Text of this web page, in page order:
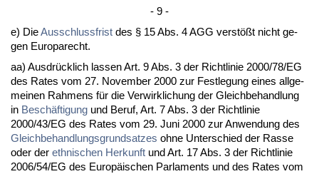
- 9 -
e) DieAus­schluss­frist des § 15 Abs. 4 AGG verstößt nicht ge­
gen Eu­ro­pa­recht.
aa) Aus­drück­lich las­sen Art. 9 Abs. 3 der Richt­li­nie 2000/78/EG
des Ra­tes vom 27. No­vem­ber 2000 zur Fest­le­gung ei­nes all­ge­
mei­nen Rah­mens für die Ver­wirk­li­chung der Gleich­be­hand­lung
in Beschäfti­gung und Be­ruf, Art. 7 Abs. 3 der Richt­li­nie
2000/43/EG des Ra­tes vom 29. Ju­ni 2000 zur An­wen­dung des
Gleich­be­hand­lungs­grund­sat­zes oh­ne Un­ter­schied der Ras­se
oder der eth­ni­schen Her­kunft und Art. 17 Abs. 3 der Richt­li­nie
2006/54/EG des Eu­ropäischen Par­la­ments und des Ra­tes vom